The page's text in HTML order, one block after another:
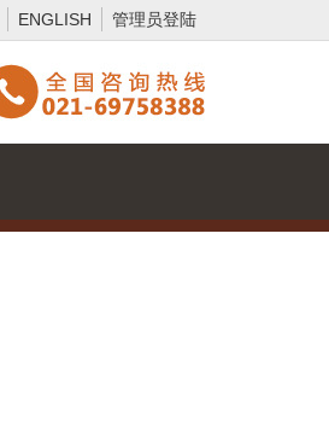
ENGLISH 管理员登陆